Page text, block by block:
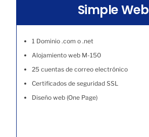
Simple Web
1 Dominio .com o .net
Alojamiento web M-150
25 cuentas de correo electrónico
Certificados de seguridad SSL
Diseño web (One Page)